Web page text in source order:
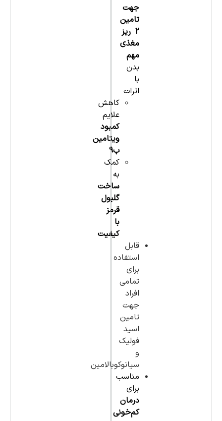
جهت
تامین
2 ریز
مغذی
مهم
بدن
با
اثرات
کاهش
علایم
کمبود
ویتامین
ب9
کمک
به
ساخت
گلبول
قرمز
با
کیفیت
قابل
استفاده
برای
تمامی
افراد
جهت
تامین
اسید
فولیک
و
سیانوکوبالامین
مناسب
برای
درمان
کم‌خونی